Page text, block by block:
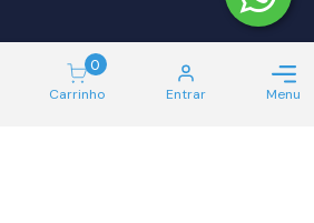
0
Carrinho Entrar Menu
LOJA